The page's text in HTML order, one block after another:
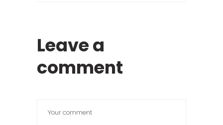
Leave a
comment